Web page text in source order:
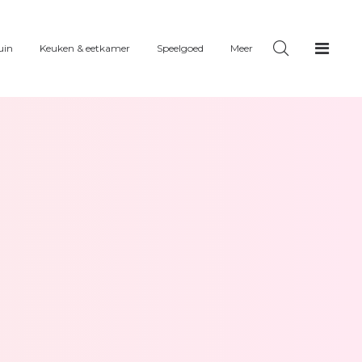
Keuken & eetkamer Speelgoed Meer